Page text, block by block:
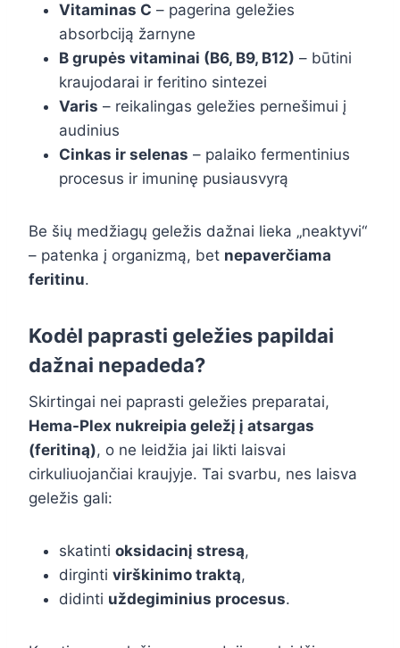
Vitaminas C – pagerina geležies
absorbciją žarnyne
B grupės vitaminai (B6, B9, B12) – būtini
kraujodarai ir feritino sintezei
Varis – reikalingas geležies pernešimui į
audinius
Cinkas ir selenas – palaiko fermentinius
procesus ir imuninę pusiausvyrą
Be šių medžiagų geležis dažnai lieka „neaktyvi“
– patenka į organizmą, bet nepaverčiama
feritinu.
Kodėl paprasti geležies papildai
dažnai nepadeda?
Skirtingai nei paprasti geležies preparatai,
Hema-Plex nukreipia geležį į atsargas
(feritiną), o ne leidžia jai likti laisvai
cirkuliuojančiai kraujyje. Tai svarbu, nes laisva
geležis gali:
skatinti oksidacinį stresą,
dirginti virškinimo traktą,
didinti uždegiminius procesus.